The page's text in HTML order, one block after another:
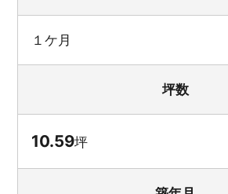
１ケ月
坪数
10.59坪